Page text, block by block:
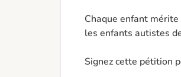
Chaque enfant
les enfants autistes
Signez cette pétition